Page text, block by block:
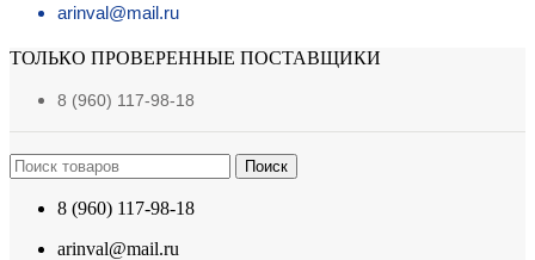
arinval@mail.ru
ТОЛЬКО ПРОВЕРЕННЫЕ ПОСТАВЩИКИ
8 (960) 117-98-18
Поиск
8 (960) 117-98-18
arinval@mail.ru